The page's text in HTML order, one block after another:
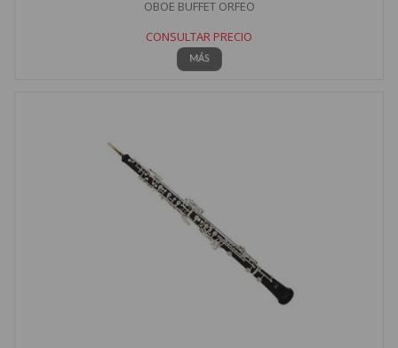
OBOE BUFFET ORFEO
CONSULTAR PRECIO
MÁS